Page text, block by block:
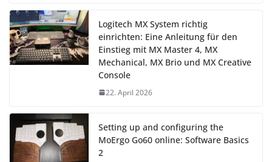
Logitech MX System richtig
einrichten: Eine Anleitung für den
Einstieg mit MX Master 4, MX
Mechanical, MX Brio und MX Creative
Console
22. April 2026
Setting up and configuring the
MoErgo Go60 online: Software Basics
2